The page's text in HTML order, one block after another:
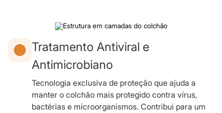
Tratamento Antiviral e
Antimicrobiano
Tecnologia exclusiva de proteção que ajuda a
manter o colchão mais protegido contra vírus,
bactérias e microorganismos. Contribui para um